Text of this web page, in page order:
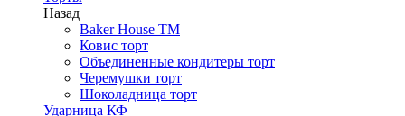
Назад
Baker House ТМ
Ковис торт
Объединенные кондитеры торт
Черемушки торт
Шоколадница торт
Ударница КФ